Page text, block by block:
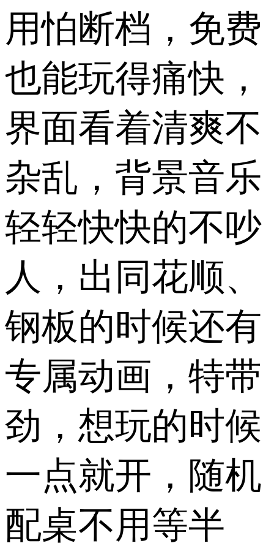
用怕断档，免费
也能玩得痛快，
界面看着清爽不
杂乱，背景音乐
轻轻快快的不吵
人，出同花顺、
钢板的时候还有
专属动画，特带
劲，想玩的时候
一点就开，随机
配桌不用等半